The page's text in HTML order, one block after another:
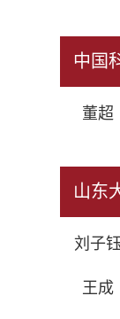
中国
董超
山东
刘子
王成